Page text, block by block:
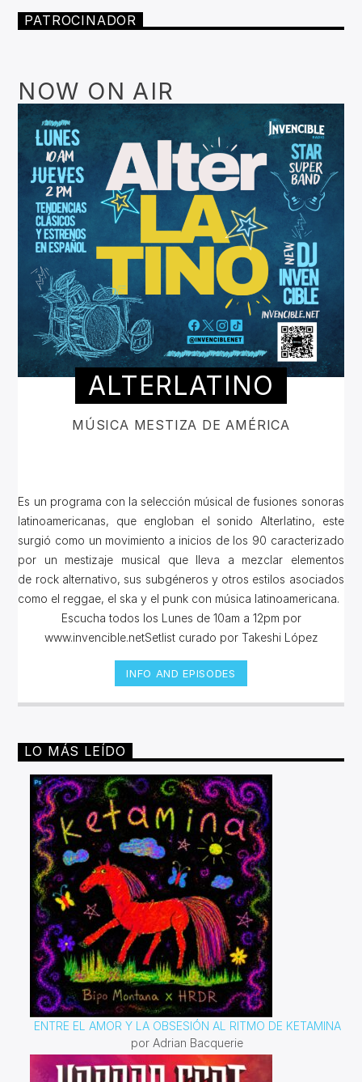
PATROCINADOR
NOW ON AIR
ALTERLATINO
MÚSICA MESTIZA DE AMÉRICA
Es un programa con la selección músical de fusiones sonoras
latinoamericanas, que engloban el sonido Alterlatino, este
surgió como un movimiento a inicios de los 90 caracterizado
por un mestizaje musical que lleva a mezclar elementos
de rock alternativo, sus subgéneros y otros estilos asociados
como el reggae, el ska y el punk con música latinoamericana.
Escucha todos los Lunes de 10am a 12pm por
www.invencible.netSetlist curado por Takeshi López
INFO AND EPISODES
LO MÁS LEÍDO
ENTRE EL AMOR Y LA OBSESIÓN AL RITMO DE KETAMINA
por Adrian Bacquerie